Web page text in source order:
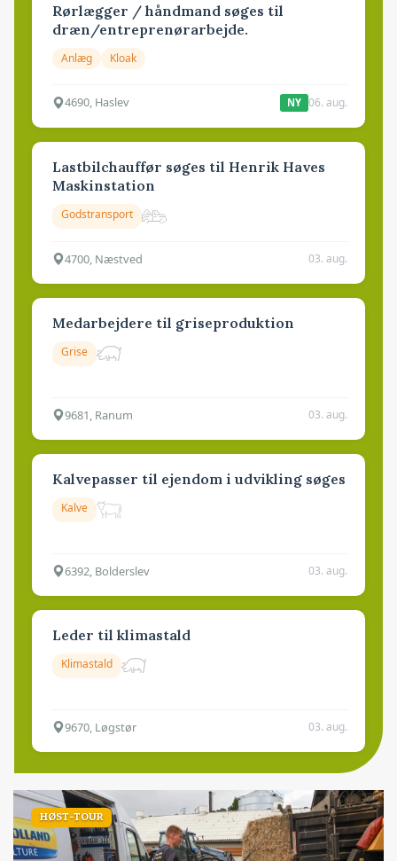
Rørlægger / håndmand søges til
dræn/entreprenørarbejde.
Anlæg Kloak
4690, Haslev NY 06. aug.
Lastbilchauffør søges til Henrik Haves
Maskinstation
Godstransport
4700, Næstved 03. aug.
Medarbejdere til griseproduktion
Grise
9681, Ranum 03. aug.
Kalvepasser til ejendom i udvikling søges
Kalve
6392, Bolderslev 03. aug.
Leder til klimastald
Klimastald
9670, Løgstør 03. aug.
HØST-TOUR